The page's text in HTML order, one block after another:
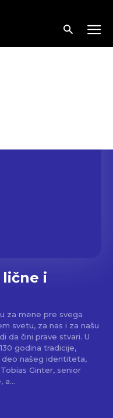
i
za mene pre svega
svetu, za nas i za našu
da čini prave stvari. U
godina tradicije,
deo našeg identiteta,
Ginter, senior
a...